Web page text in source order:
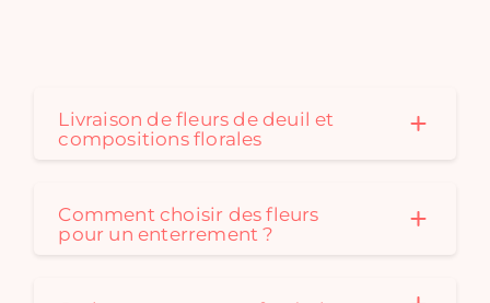
Livraison de fleurs de deuil et
compositions florales
Comment choisir des fleurs
pour un enterrement ?